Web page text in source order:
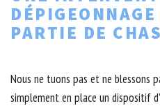
PARTIE DE
Nous ne tuons pas et ne blessons
simplement en place un dispositif